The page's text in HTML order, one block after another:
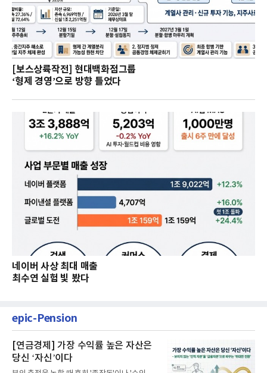
[보스상륙작전] 현대백화점그룹
‘형제 경영’으로 방향 틀었다
네이버 사상 최대 매출
최수연 실험 빛 봤다
epic-Pension
[연금경제] 가장 수익률 높은 자산은
당신 ‘자신’이다